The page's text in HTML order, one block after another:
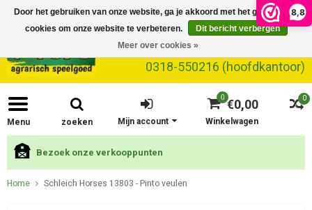
8,8
0318-550216 (hoofdkantoor)
Menu zoeken
0
0 €0,00
Winkelwagen
Mijn account
Bezoek onze verkooppunten
Home Schleich Horses 13803 - Pinto veulen
Door het gebruiken van onze website, ga je akkoord met het gebruik van
cookies om onze website te verbeteren.
Dit bericht verbergen
Meer over cookies »